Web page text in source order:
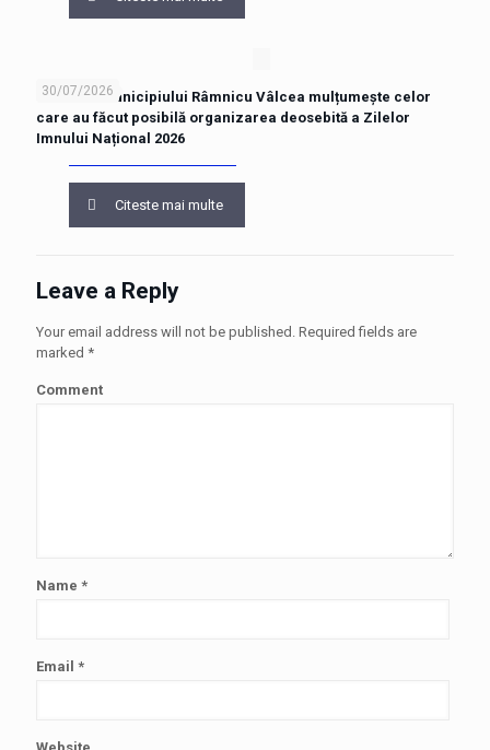
30/07/2026
Primăria Municipiului Râmnicu Vâlcea mulțumește celor
care au făcut posibilă organizarea deosebită a Zilelor
Imnului Național 2026
Citeste mai multe
Leave a Reply
Your email address will not be published. Required fields are
marked *
Comment
Name *
Email *